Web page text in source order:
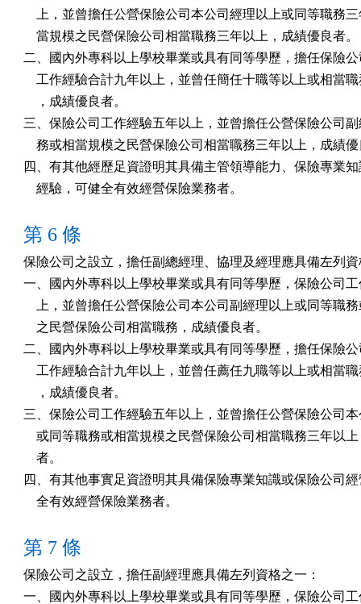
上，並曾擔任公營保險公司本公司經理以上或同等職務
    當規模之民營保險公司相當職務三年以上，成績優良者。
二、國內外專科以上學校畢業或具有同等學歷，擔任保險
工作經驗合計九年以上，並曾任簡任十職等以上或相當
    ，成績優良者。
三、保險公司工作經驗五年以上，並曾擔任公營保險公司
務或相當規模之民營保險公司相當職務三年以上，成績
四、有其他經歷足資證明其具備主管領導能力、保險專業
第 6 條
保險公司之設立，擔任副總經理、協理及經理應具備左列
一、國內外專科以上學校畢業或具有同等學歷，保險公司
上，並曾擔任公營保險公司本公司副經理以上或同等職
    之民營保險公司相當職務，成績優良者。
二、國內外專科以上學校畢業或具有同等學歷，擔任保險
工作經驗合計九年以上，並曾任薦任九職等以上或相當
    ，成績優良者。
三、保險公司工作經驗五年以上，並曾擔任公營保險公司
或同等職務或相當規模之民營保險公司相當職務三年以
    者。
四、有其他事實足資證明其具備保險專業知識或保險公司
第 7 條
保險公司之設立，擔任副經理應具備左列資格之
一、國內外專科以上學校畢業或具有同等學歷，保險公司